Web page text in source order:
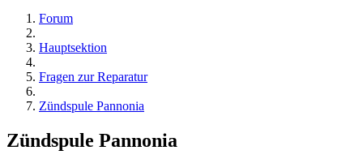
Forum
Hauptsektion
Fragen zur Reparatur
Zündspule Pannonia
Zündspule Pannonia